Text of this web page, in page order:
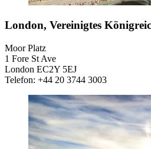
London, Vereinigtes
Moor Platz
1 Fore St Ave
London EC2Y 5EJ
Telefon: +44 20 3744 3003